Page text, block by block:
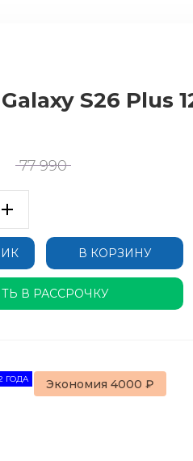
S26 Plus
77 990
В КОРЗИНУ
В РАССРОЧКУ
ГОДА Экономия 4000 ₽